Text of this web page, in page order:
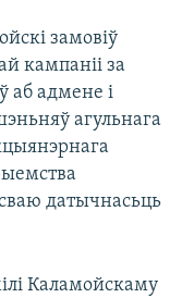
замовіў
кампаніі за
аб адмене і
агульнага
датычнасьць
Каламойскаму